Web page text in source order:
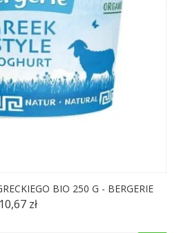
BIO 250 G - BERGERIE
10,67 zł